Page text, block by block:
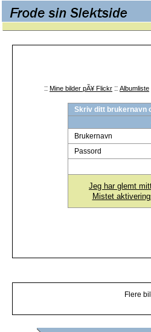
:: Mine bilder pÃ¥ Flickr :: Albumliste
Skriv ditt brukernavn
Brukernavn
Passord
Jeg har glemt
Mistet
Flere